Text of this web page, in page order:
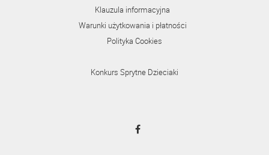
Klauzula informacyjna
Warunki użytkowania i płatności
Polityka Cookies
Konkurs Sprytne Dzieciaki